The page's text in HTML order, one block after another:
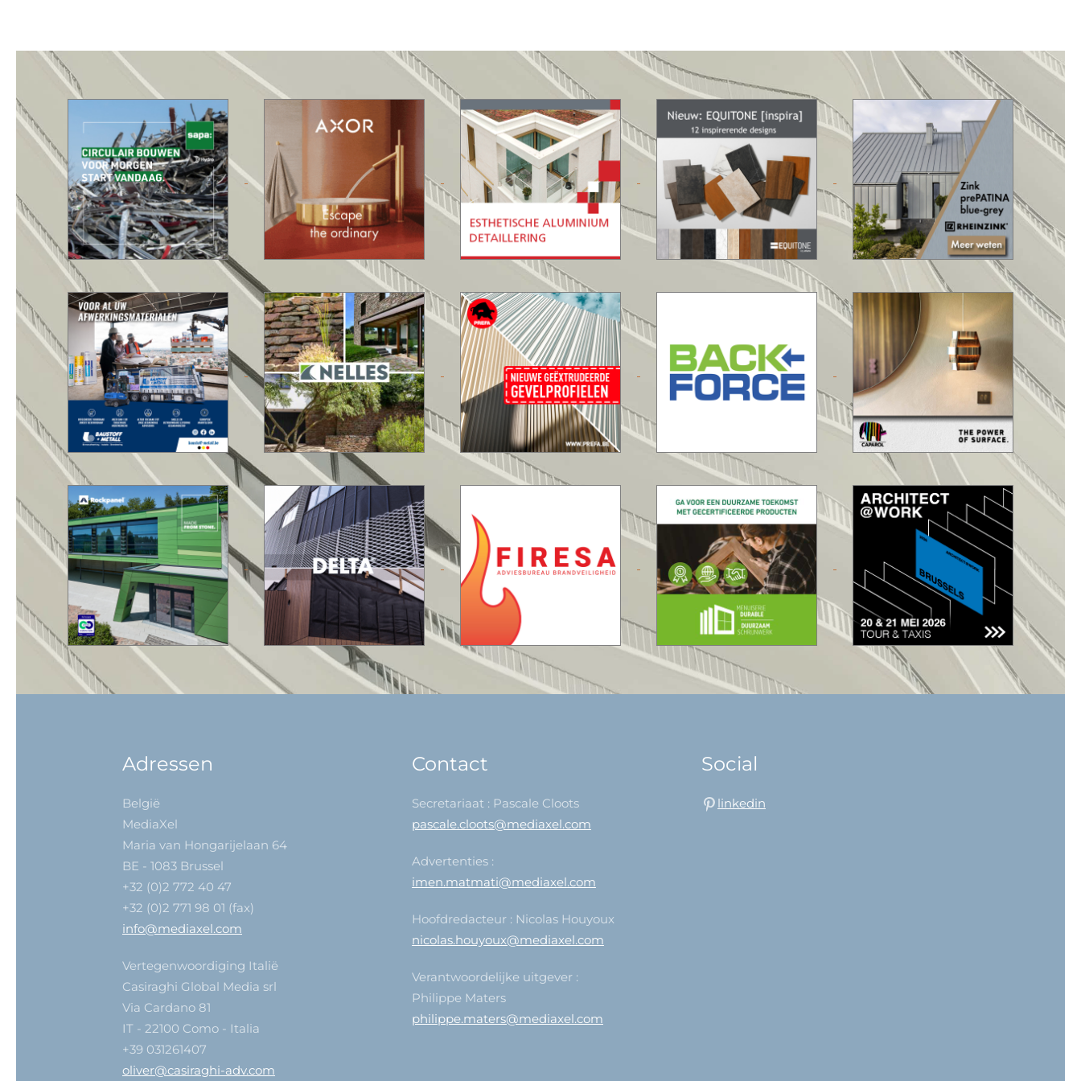
Adressen
België
MediaXel
Maria van Hongarijelaan 64
BE - 1083 Brussel
+32 (0)2 772 40 47
+32 (0)2 771 98 01 (fax)
info@mediaxel.com
Vertegenwoordiging Italië
Casiraghi Global Media srl
Via Cardano 81
IT - 22100 Como - Italia
+39 031261407
oliver@casiraghi-adv.com
Contact
Secretariaat : Pascale Cloots
pascale.cloots@mediaxel.com
Advertenties :
imen.matmati@mediaxel.com
Hoofdredacteur : Nicolas Houyoux
nicolas.houyoux@mediaxel.com
Verantwoordelijke uitgever :
Philippe Maters
philippe.maters@mediaxel.com
Social
linkedin